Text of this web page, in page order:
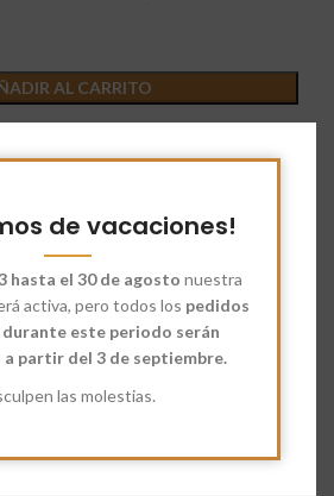
de vacaciones!
hasta el 30 de agosto nuestra
activa, pero todos los pedidos
este periodo serán
partir del 3 de septiembre.
las molestias.
AL CARRITO
completo, muesli ecológico,
, productos naturales